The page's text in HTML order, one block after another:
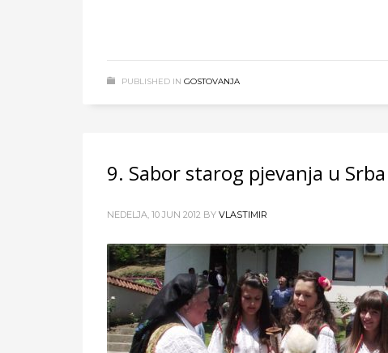
PUBLISHED IN GOSTOVANJA
9. Sabor starog pjevanja u Srba
NEDELJA, 10 JUN 2012 BY VLASTIMIR